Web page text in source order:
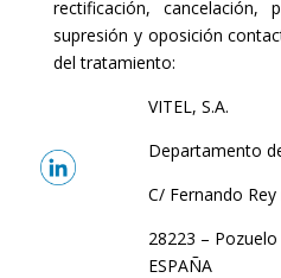
rectificación, cancelación,
supresión y oposición
del tratamiento:
VITEL, S.A.
Departamento
C/ Fernando
28223 –
ESPAÑA